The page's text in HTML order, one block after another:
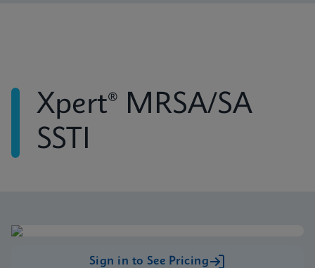
Xpert® MRSA/SA
SSTI
Sign in to See Pricing